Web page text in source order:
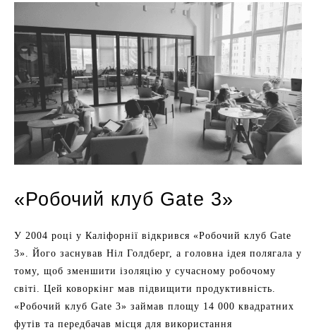
«Робочий клуб Gate 3»
У 2004 році у Каліфорнії відкрився «Робочий клуб Gate
3». Його заснував Ніл Голдберг, а головна ідея полягала у
тому, щоб зменшити ізоляцію у сучасному робочому
світі. Цей коворкінг мав підвищити продуктивність.
«Робочий клуб Gate 3» займав площу 14 000 квадратних
футів та передбачав місця для використання